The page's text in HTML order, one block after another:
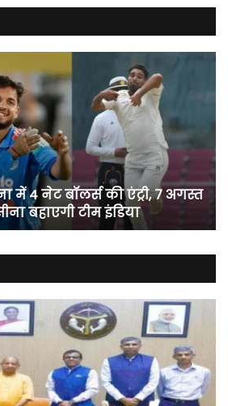
4 नेट बॉलर्स की एंट्री, 7 अगस्त
बहाएगी टीम इंडिया